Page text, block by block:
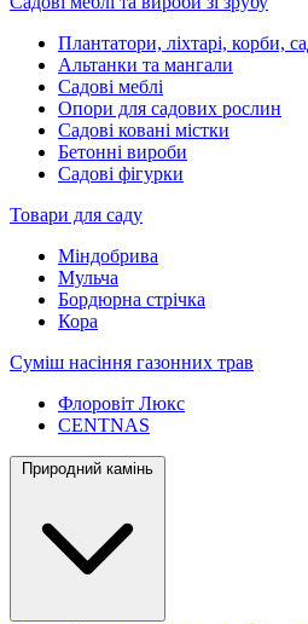
Плантатори, ліхтарі, корби,
Альтанки та мангали
Садові меблі
Опори для садових рослин
Садові ковані містки
Бетонні вироби
Садові фігурки
Товари для саду
Міндобрива
Мульча
Бордюрна стрічка
Кора
Суміш насіння газонних трав
Флоровіт Люкс
СENTNAS
Природний камінь